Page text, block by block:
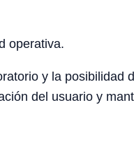
operativa.
y la posibilidad
del usuario y